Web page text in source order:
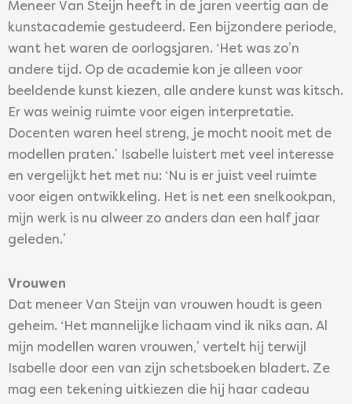
Meneer Van Steijn heeft in de jaren veertig aan de
kunstacademie gestudeerd. Een bijzondere periode,
want het waren de oorlogsjaren. ‘Het was zo’n
andere tijd. Op de academie kon je alleen voor
beeldende kunst kiezen, alle andere kunst was kitsch.
Er was weinig ruimte voor eigen interpretatie.
Docenten waren heel streng, je mocht nooit met de
modellen praten.’ Isabelle luistert met veel interesse
en vergelijkt het met nu: ‘Nu is er juist veel ruimte
voor eigen ontwikkeling. Het is net een snelkookpan,
mijn werk is nu alweer zo anders dan een half jaar
geleden.’
Vrouwen
Dat meneer Van Steijn van vrouwen houdt is geen
geheim. ‘Het mannelijke lichaam vind ik niks aan. Al
mijn modellen waren vrouwen,’ vertelt hij terwijl
Isabelle door een van zijn schetsboeken bladert. Ze
mag een tekening uitkiezen die hij haar cadeau